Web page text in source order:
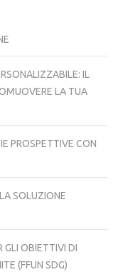
IL
LA TUA
PROSPETTIVE CON
SOLUZIONE
GLI OBIETTIVI DI
(FFUN SDG)